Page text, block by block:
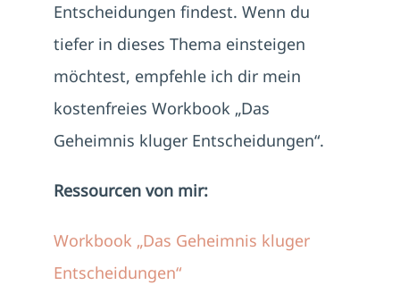
Entscheidungen findest. Wenn du
tiefer in dieses Thema einsteigen
möchtest, empfehle ich dir mein
kostenfreies Workbook „Das
Geheimnis kluger Entscheidungen“.
Ressourcen von mir:
Workbook „Das Geheimnis kluger
Entscheidungen“